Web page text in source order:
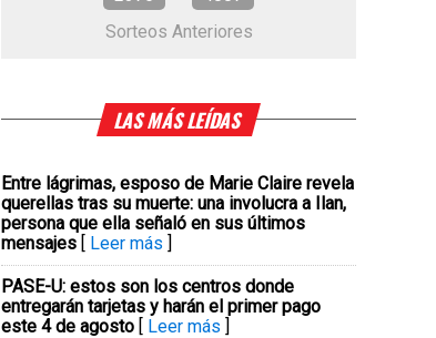
Sorteos Anteriores
LAS MÁS LEÍDAS
Entre lágrimas, esposo de Marie Claire revela
querellas tras su muerte: una involucra a Ilan,
persona que ella señaló en sus últimos
mensajes [ Leer más ]
PASE-U: estos son los centros donde
entregarán tarjetas y harán el primer pago
este 4 de agosto [ Leer más ]